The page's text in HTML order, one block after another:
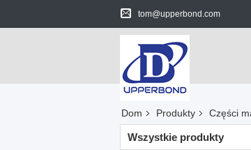
tom@upperbond.com
Dom Produkty Części
Wszystkie produkty